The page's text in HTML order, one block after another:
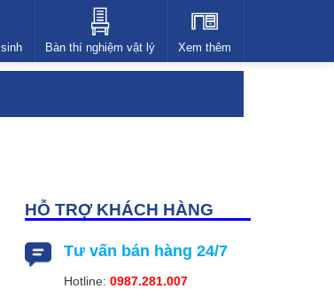
Bàn thí nghiệm vật lý Xem thêm
HỖ TRỢ KHÁCH HÀNG
Tư vấn bán hàng 24/7
Hotline: 0987.281.007